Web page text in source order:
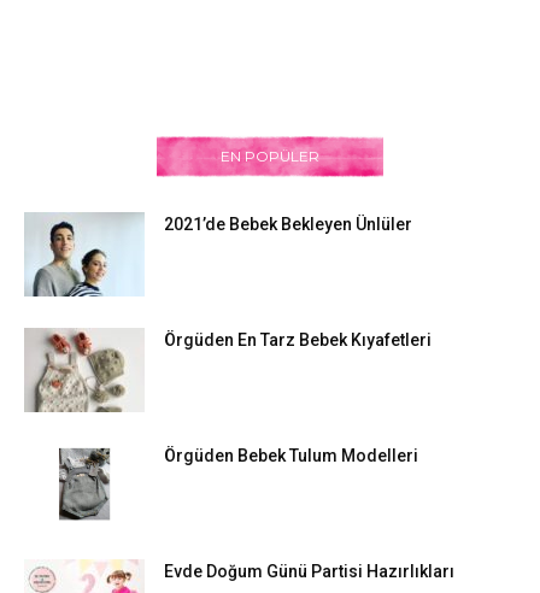
EN POPÜLER
2021’de Bebek Bekleyen Ünlüler
Örgüden En Tarz Bebek Kıyafetleri
Örgüden Bebek Tulum Modelleri
Evde Doğum Günü Partisi Hazırlıkları